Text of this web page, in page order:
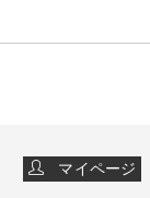
マイページ